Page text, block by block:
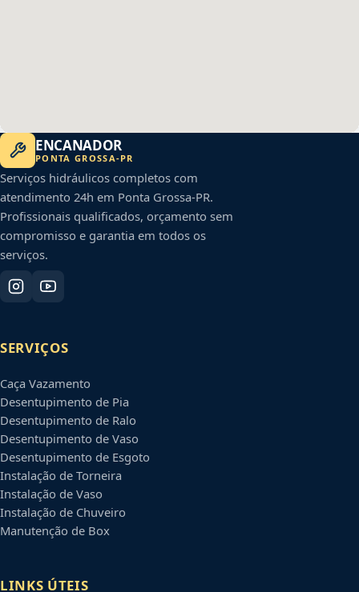
ENCANADOR
PONTA GROSSA-PR
Serviços hidráulicos completos com
atendimento 24h em Ponta Grossa-PR.
Profissionais qualificados, orçamento sem
compromisso e garantia em todos os
serviços.
SERVIÇOS
Caça Vazamento
Desentupimento de Pia
Desentupimento de Ralo
Desentupimento de Vaso
Desentupimento de Esgoto
Instalação de Torneira
Instalação de Vaso
Instalação de Chuveiro
Manutenção de Box
LINKS ÚTEIS